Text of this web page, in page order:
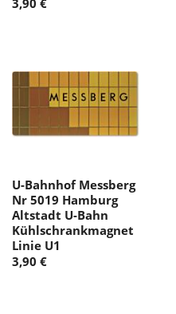
3,90 €
U-Bahnhof Messberg
Nr 5019 Hamburg
Altstadt U-Bahn
Kühlschrankmagnet
Linie U1
3,90 €